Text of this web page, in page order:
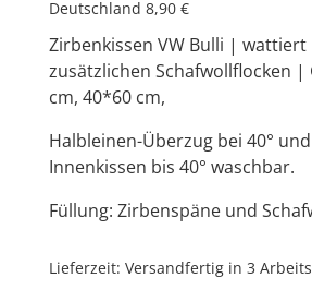
Deutschland 8,90 €
Zirbenkissen VW Bulli | wattiert
zusätzlichen Schafwollflocken |
cm, 40*60 cm,
Halbleinen-Überzug bei 40°
Innenkissen bis 40° waschbar.
Füllung: Zirbenspäne und
Lieferzeit: Versandfertig in 3